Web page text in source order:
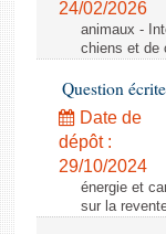
24/02/2026
animaux -
chiens et de
Question
Date de
dépôt :
29/10/2024
énergie et
sur la